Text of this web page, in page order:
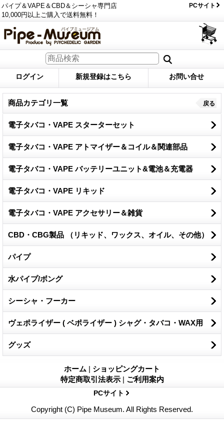
パイプ＆VAPE＆CBD＆シーシャ専門店
10,000円以上ご購入で送料無料！
PCサイト
ログイン 新規登録はこちら お問い合せ
商品カテゴリ一覧 戻る
電子タバコ・VAPE スターターセット
電子タバコ・VAPE アトマイザー＆コイル＆関連部品
電子タバコ・VAPE バッテリーユニット&電池＆充電器
電子タバコ・VAPE リキッド
電子タバコ・VAPE アクセサリー＆雑貨
CBD・CBG製品 （リキッド、ワックス、オイル、その他）
パイプ
水パイプ/ボング
シーシャ・フーカー
ヴェポライザー ( ベポライザー ) シャグ・タバコ・WAX用
グッズ
ホーム | ショッピングカート
特定商取引法表示 | ご利用案内
PCサイト
Copyright (C) Pipe Museum. All Rights Reserved.